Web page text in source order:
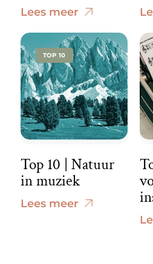
Lees meer
TOP 10
Top 10 | Natuur
in muziek
Lees meer